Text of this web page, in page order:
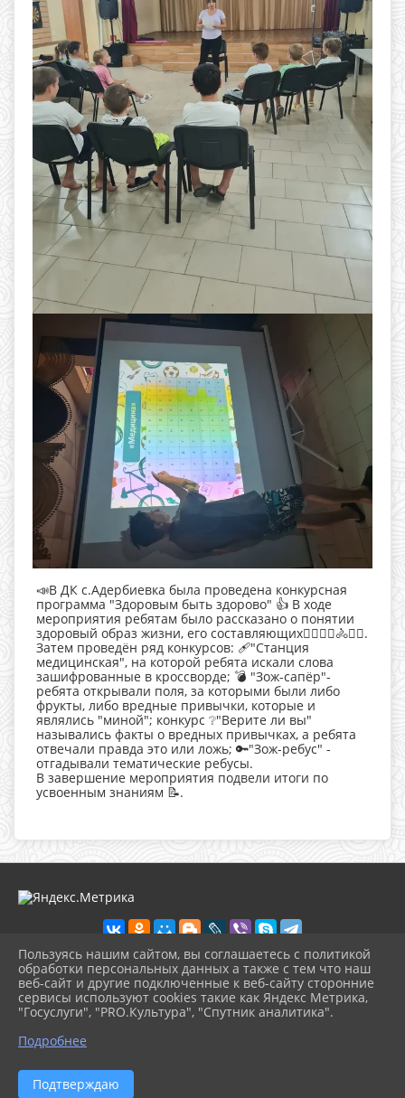
📣В ДК с.Адербиевка была проведена конкурсная
программа "Здоровым быть здорово" 👍 В ходе
мероприятия ребятам было рассказано о понятии
здоровый образ жизни, его составляющих🤸‍♂️🏋‍♂️🚴⛹️‍♀️.
Затем проведён ряд конкурсов: 🩹"Станция
медицинская", на которой ребята искали слова
зашифрованные в кроссворде; 💣 "Зож-сапёр"-
ребята открывали поля, за которыми были либо
фрукты, либо вредные привычки, которые и
являлись "миной"; конкурс ❔"Верите ли вы"
назывались факты о вредных привычках, а ребята
отвечали правда это или ложь; 🔑"Зож-ребус" -
отгадывали тематические ребусы.
В завершение мероприятия подвели итоги по
усвоенным знаниям 📝.
2026 г. dkdiv.gelendzhik-kult.ru
Вход
Карта сайта
Политика обработки персональных данных
Сделано на KubCMS
Разработка и поддержка
Пользуясь нашим сайтом, вы соглашаетесь с политикой
обработки персональных данных а также с тем что наш
веб-сайт и другие подключенные к веб-сайту сторонние
сервисы используют cookies такие как Яндекс Метрика,
"Госуслуги", "PRO.Культура", "Спутник аналитика".
Подробнее
Подтверждаю